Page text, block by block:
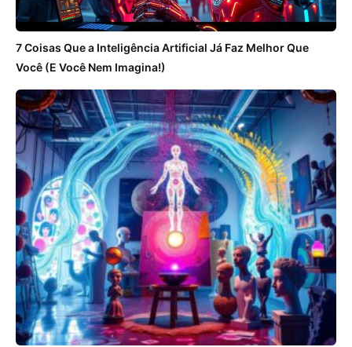
7 Coisas Que a Inteligência Artificial Já Faz Melhor Que
Você (E Você Nem Imagina!)